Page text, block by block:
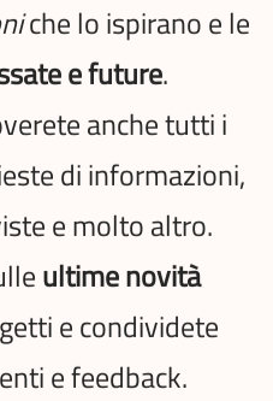
che lo ispirano e le
e future.
anche tutti i
di informazioni,
e molto altro.
ultime novità
e condividete
e feedback.